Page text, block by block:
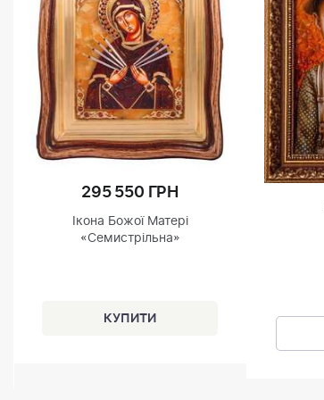
295 550 ГРН
Ікона Божої Матері
«Семистрільна»